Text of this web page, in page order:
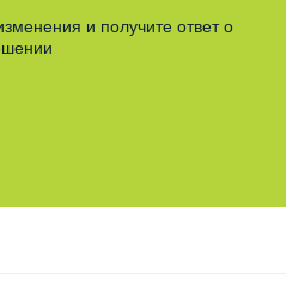
и получите ответ о